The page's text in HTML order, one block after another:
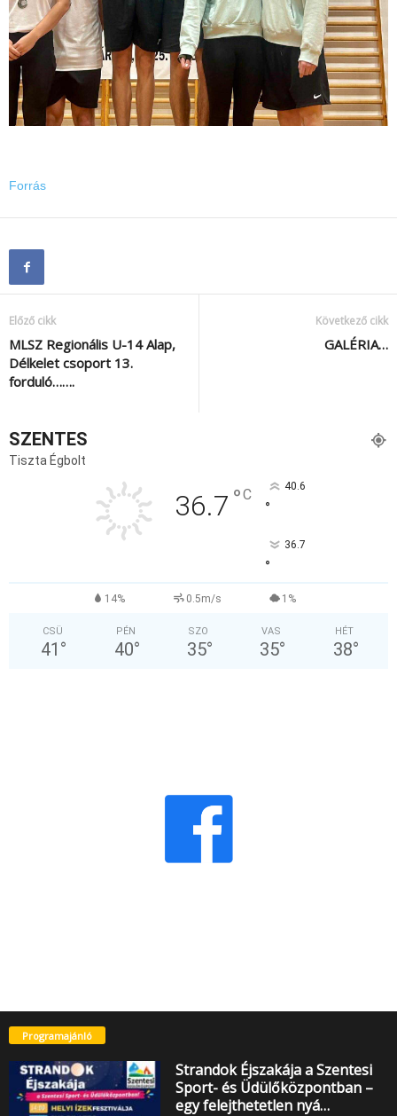
Forrás
Előző cikk
MLSZ Regionális U-14 Alap,
Délkelet csoport 13.
forduló…….
Következő cikk
GALÉRIA…
SZENTES
Tiszta Égbolt
36.7 °C 40.6
°
36.7
°
14% 0.5m/s 1%
CSÜ
41 °
PÉN
40°
SZO
35°
VAS
35°
HÉT
38°
Programajánló
Strandok Éjszakája a Szentesi
Sport- és Üdülőközpontban –
egy felejthetetlen nyá…